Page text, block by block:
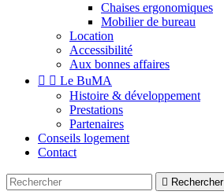
Chaises ergonomiques
Mobilier de bureau
Location
Accessibilité
Aux bonnes affaires
  Le BuMA
Histoire & développement
Prestations
Partenaires
Conseils logement
Contact
 Rechercher